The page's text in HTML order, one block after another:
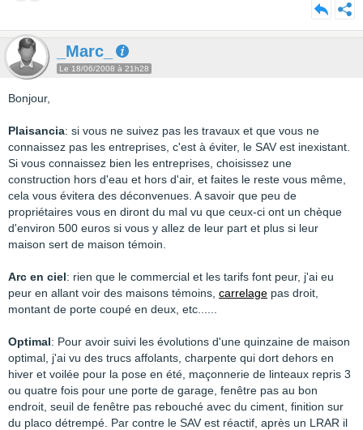
_Marc_
Le 18/06/2008 à 21h28
Bonjour,
Plaisancia: si vous ne suivez pas les travaux et que vous ne
connaissez pas les entreprises, c'est à éviter, le SAV est inexistant.
Si vous connaissez bien les entreprises, choisissez une
construction hors d'eau et hors d'air, et faites le reste vous même,
cela vous évitera des déconvenues. A savoir que peu de
propriétaires vous en diront du mal vu que ceux-ci ont un chèque
d'environ 500 euros si vous y allez de leur part et plus si leur
maison sert de maison témoin.
Arc en ciel: rien que le commercial et les tarifs font peur, j'ai eu
peur en allant voir des maisons témoins, carrelage pas droit,
montant de porte coupé en deux, etc......
Optimal: Pour avoir suivi les évolutions d'une quinzaine de maison
optimal, j'ai vu des trucs affolants, charpente qui dort dehors en
hiver et voilée pour la pose en été, maçonnerie de linteaux repris 3
ou quatre fois pour une porte de garage, fenêtre pas au bon
endroit, seuil de fenêtre pas rebouché avec du ciment, finition sur
du placo détrempé. Par contre le SAV est réactif, après un LRAR il